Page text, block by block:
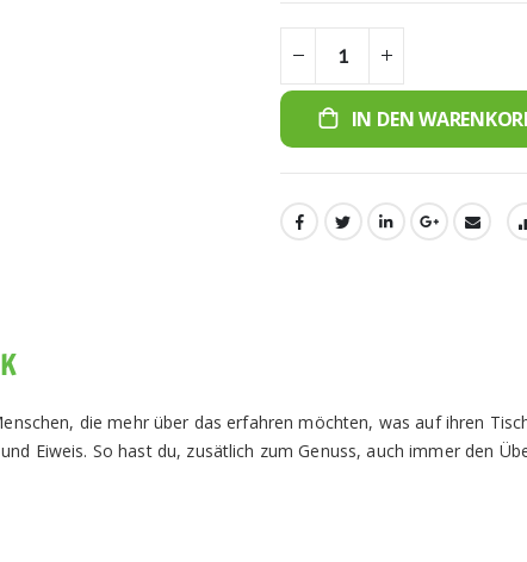
IN DEN
die mehr über das erfahren möchten, was auf ihren
Eiweis. So hast du, zusätlich zum Genuss, auch immer den